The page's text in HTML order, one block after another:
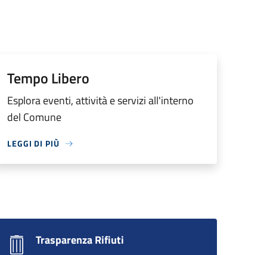
Tempo Libero
Esplora eventi, attività e servizi all'interno
del Comune
LEGGI DI PIÙ
Trasparenza Rifiuti